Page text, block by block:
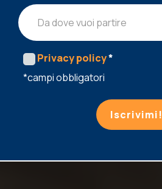
Da dove vuoi partire
Privacy policy*
*campi obbligatori
Iscrivimi!